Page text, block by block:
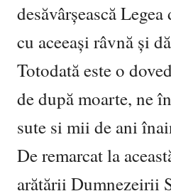
desăvârșească
cu aceeaşi râvnă și
Totodată este o
de după moarte, ne
sute si mii de ani
De remarcat la
arătării Dumnezeirii